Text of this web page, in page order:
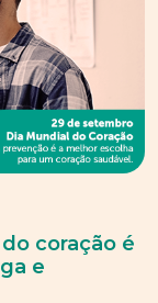
coração é
e